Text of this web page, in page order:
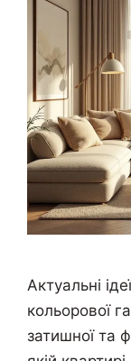
Актуальні
кольорової
затишної та